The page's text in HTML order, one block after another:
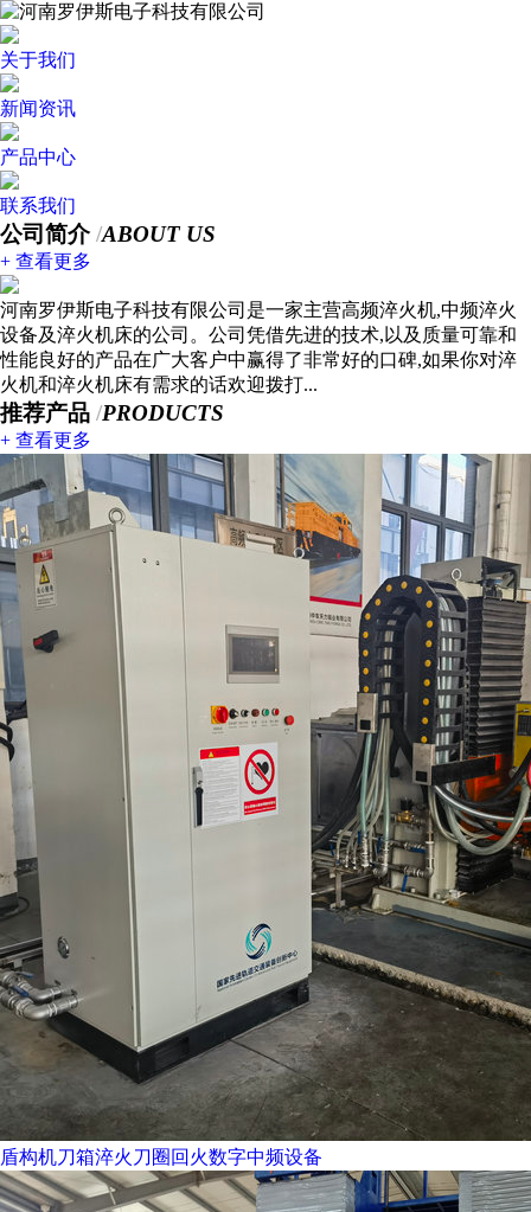
关于我们
新闻资讯
产品中心
联系我们
公司简介/ABOUT US
+ 查看更多
河南罗伊斯电子科技有限公司是一家主营高频淬火机,中频淬火
设备及淬火机床的公司。公司凭借先进的技术,以及质量可靠和
性能良好的产品在广大客户中赢得了非常好的口碑,如果你对淬
火机和淬火机床有需求的话欢迎拨打...
推荐产品 /PRODUCTS
+ 查看更多
盾构机刀箱淬火刀圈回火数字中频设备